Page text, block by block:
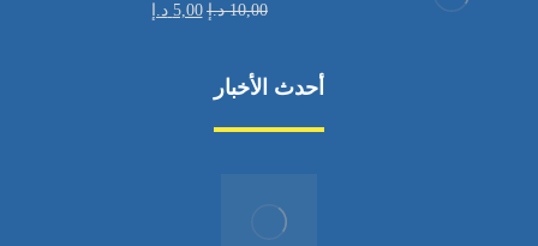
10,00 د.إ 5,00 د.إ
أحدث الأخبار